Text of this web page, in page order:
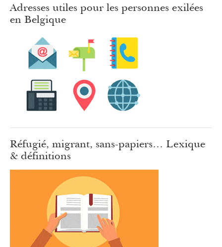
Adresses utiles pour les personnes exilées
en Belgique
Réfugié, migrant, sans-papiers… Lexique
& définitions